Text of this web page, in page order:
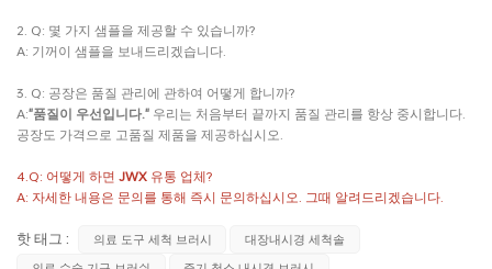
2. Q: 몇 가지 샘플을 제공할 수 있습니까?
A: 기꺼이 샘플을 보내드리겠습니다.
3. Q: 공장은 품질 관리에 관하여 어떻게 합니까?
A:"품질이 우선입니다." 우리는 처음부터 끝까지 품질 관리를 항상 중시합니다.
공장도 가격으로 고품질 제품을 제공하십시오.
4.Q: 어떻게 하면 JWX 유통 업체?
A: 자세한 내용은 문의를 통해 즉시 문의하십시오. 그때 알려드리겠습니다.
핫 태그 : 의료 도구 세척 브러시
대장내시경 세척솔